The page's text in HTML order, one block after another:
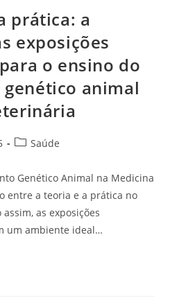
prática: a
exposições
o ensino do
animal
Saúde
Genético Animal na Medicina
entre a teoria e a prática no
as exposições
um ambiente ideal…